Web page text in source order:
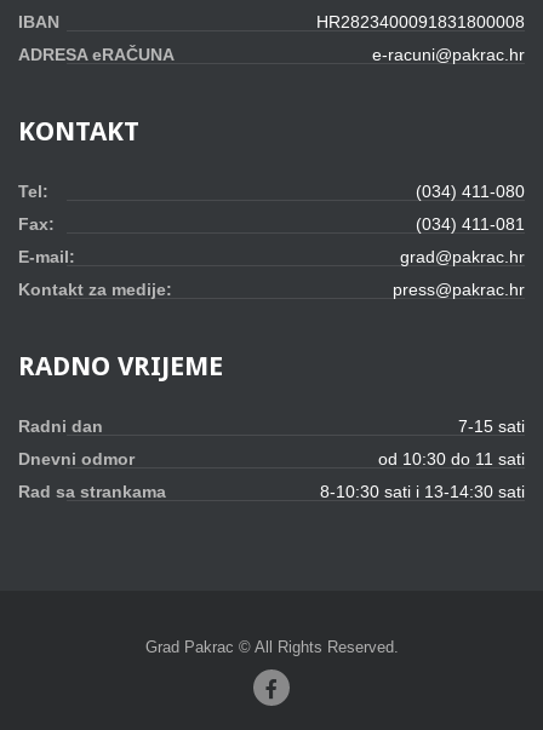
IBAN
HR2823400091831800008
ADRESA eRAČUNA
e-racuni@pakrac.hr
KONTAKT
Tel:
(034) 411-080
Fax:
(034) 411-081
E-mail:
grad@pakrac.hr
Kontakt za medije:
press@pakrac.hr
RADNO VRIJEME
Radni dan
7-15 sati
Dnevni odmor
od 10:30 do 11 sati
Rad sa strankama
8-10:30 sati i 13-14:30 sati
Grad Pakrac © All Rights Reserved.